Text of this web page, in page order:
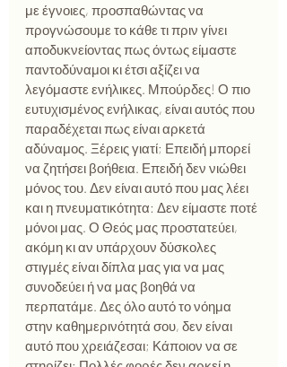
με έγνοιες, προσπαθώντας να
προγνώσουμε το κάθε τι πριν γίνει
αποδυκνείοντας πως όντως είμαστε
παντοδύναμοι κι έτσι αξίζει να
λεγόμαστε ενήλικες. Μπούρδες! Ο πιο
ευτυχισμένος ενήλικας, είναι αυτός που
παραδέχεται πως είναι αρκετά
αδύναμος. Ξέρεις γιατί; Επειδή μπορεί
να ζητήσει βοήθεια. Επειδή δεν νιώθει
μόνος του. Δεν είναι αυτό που μας λέει
και η πνευματικότητα: Δεν είμαστε ποτέ
μόνοι μας. Ο Θεός μας προστατεύει,
ακόμη κι αν υπάρχουν δύσκολες
στιγμές είναι δίπλα μας για να μας
συνοδεύει ή να μας βοηθά να
περπατάμε. Δες όλο αυτό το νόημα
στην καθημερινότητά σου, δεν είναι
αυτό που χρειάζεσαι; Κάποιον να σε